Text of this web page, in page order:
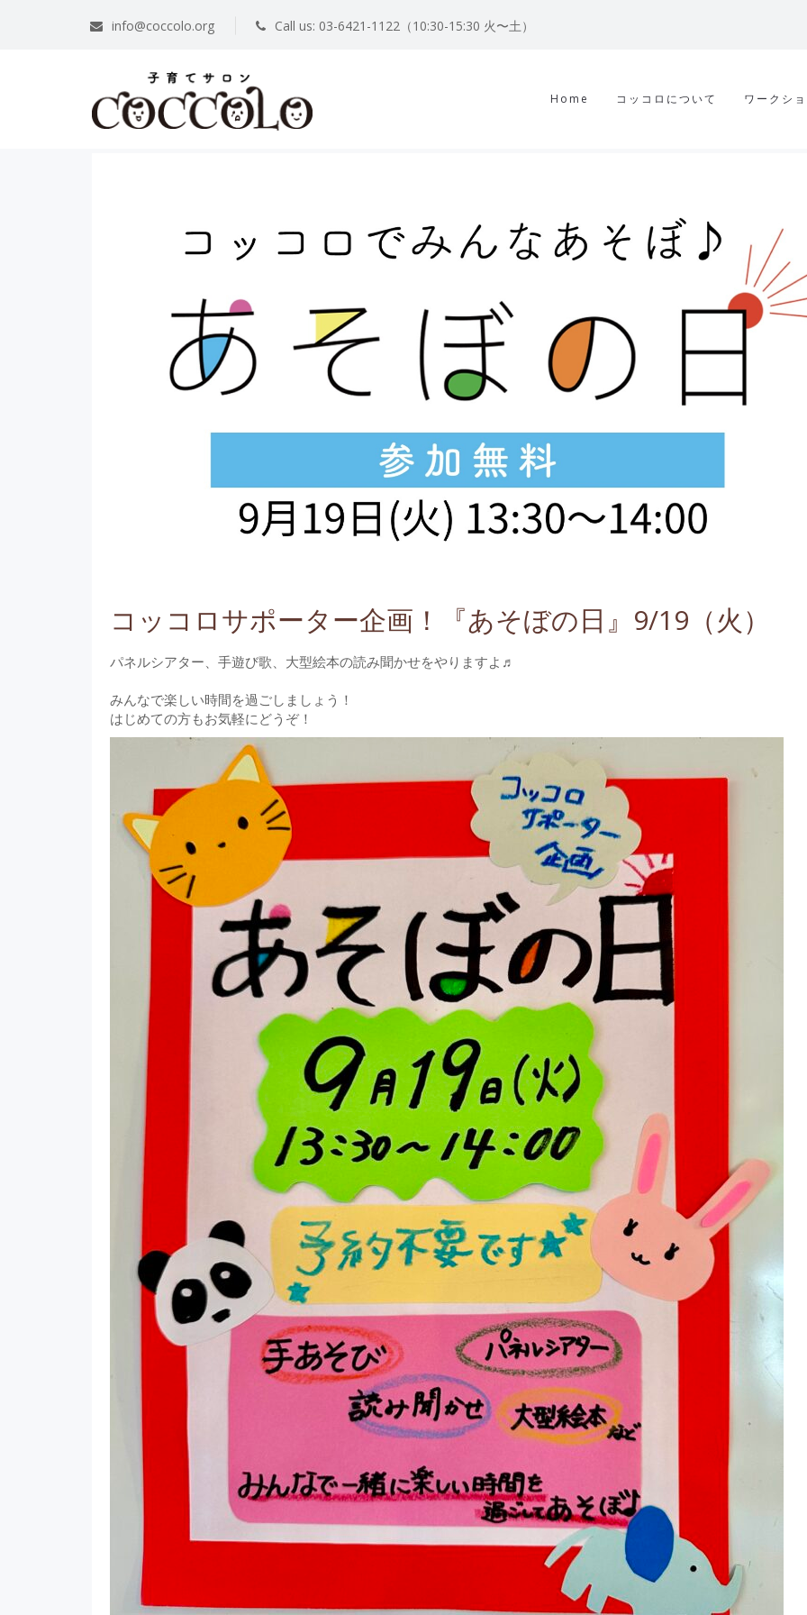
info@coccolo.org Call us: 03-6421-1122（10:30-15:30 火〜土）
Home コッコロについて ワークシ
コッコロサポーター企画！⁣『あそぼの日』⁣9/19（火）
パネルシアター、手遊び歌、大型絵本の読み聞かせをやりますよ♬⁣
みんなで楽しい時間を過ごしましょう！⁣
はじめての方もお気軽にどうぞ！